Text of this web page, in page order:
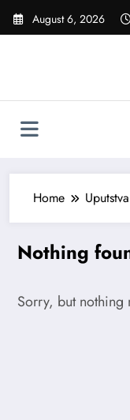
Skip
August 6, 2026
Home Uputstva
Nothing
Sorry, but nothing